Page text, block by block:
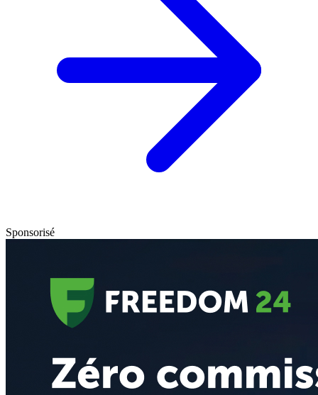
Sponsorisé